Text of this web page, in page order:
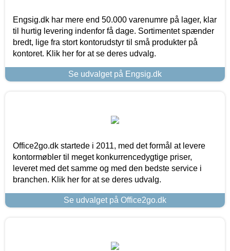
Engsig.dk har mere end 50.000 varenumre på lager, klar
til hurtig levering indenfor få dage. Sortimentet spænder
bredt, lige fra stort kontorudstyr til små produkter på
kontoret. Klik her for at se deres udvalg.
Se udvalget på Engsig.dk
Office2go.dk startede i 2011, med det formål at levere
kontormøbler til meget konkurrencedygtige priser,
leveret med det samme og med den bedste service i
branchen. Klik her for at se deres udvalg.
Se udvalget på Office2go.dk